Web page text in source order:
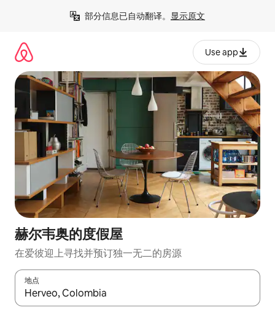
部分信息已自动翻译。 显示原文
Use app
赫尔韦奥的度假屋
在爱彼迎上寻找并预订独一无二的房源
地点
如有搜索结果，请使用上下方向键查看，或通过点击或滑动手势